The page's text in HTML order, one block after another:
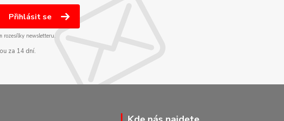
Přihlásit se
rozesílky newsletteru.
za 14 dní.